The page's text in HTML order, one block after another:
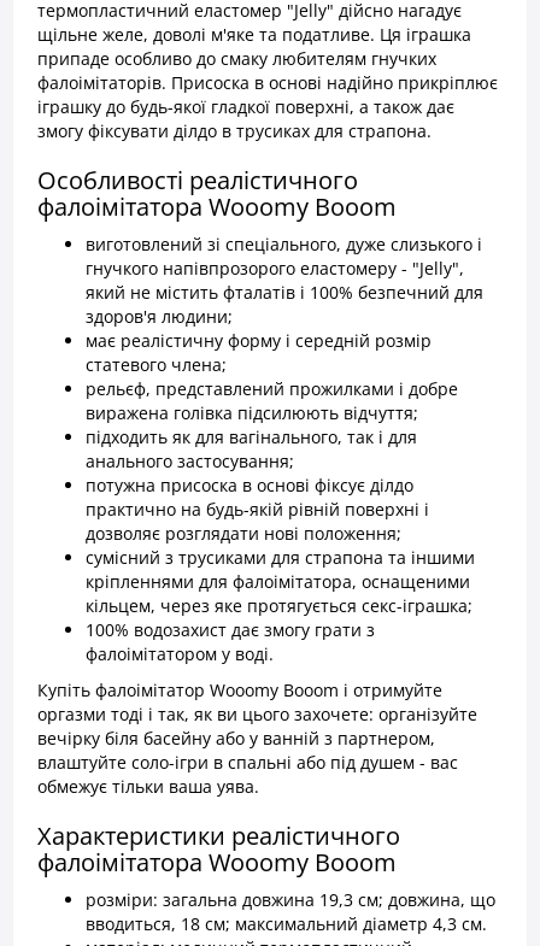
термопластичний еластомер "Jelly" дійсно нагадує
щільне желе, доволі м'яке та податливе. Ця іграшка
припаде особливо до смаку любителям гнучких
фалоімітаторів. Присоска в основі надійно прикріплює
іграшку до будь-якої гладкої поверхні, а також дає
змогу фіксувати ділдо в трусиках для страпона.
Особливості реалістичного
фалоімітатора Wooomy Booom
виготовлений зі спеціального, дуже слизького і
гнучкого напівпрозорого еластомеру - "Jelly",
який не містить фталатів і 100% безпечний для
здоров'я людини;
має реалістичну форму і середній розмір
статевого члена;
рельєф, представлений прожилками і добре
виражена голівка підсилюють відчуття;
підходить як для вагінального, так і для
анального застосування;
потужна присоска в основі фіксує ділдо
практично на будь-якій рівній поверхні і
дозволяє розглядати нові положення;
сумісний з трусиками для страпона та іншими
кріпленнями для фалоімітатора, оснащеними
кільцем, через яке протягується секс-іграшка;
100% водозахист дає змогу грати з
фалоімітатором у воді.
Купіть фалоімітатор Wooomy Booom і отримуйте
оргазми тоді і так, як ви цього захочете: організуйте
вечірку біля басейну або у ванній з партнером,
влаштуйте соло-ігри в спальні або під душем - вас
обмежує тільки ваша уява.
Характеристики реалістичного
фалоімітатора Wooomy Booom
розміри: загальна довжина 19,3 см; довжина, що
вводиться, 18 см; максимальний діаметр 4,3 см.